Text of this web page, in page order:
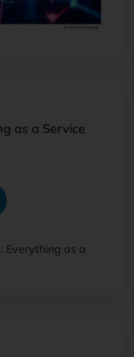
as a Service